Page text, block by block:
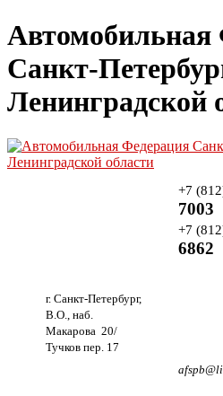
Автомобильная
Санкт-
Ленинградской
г. Санкт-Петербург,
В.О., наб.
Макарова 20/
Тучков пер. 17
+7
7003
+7
6862